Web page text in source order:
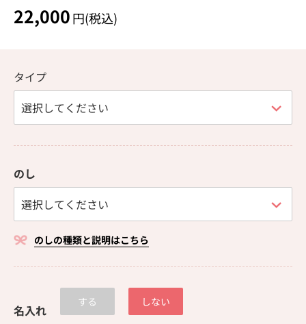
22,000円(税込)
タイプ
のし
のしの種類と説明はこちら
名入れ
する しない